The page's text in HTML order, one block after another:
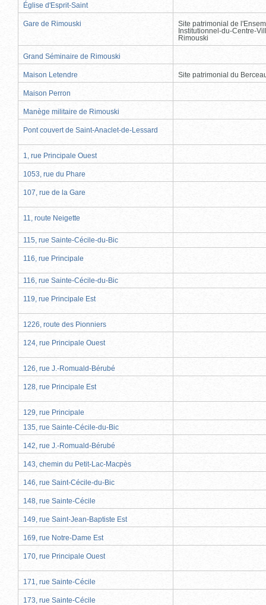
Église d'Esprit-Saint
Gare de Rimouski
Site patrimonial de
Institutionnel-du-Centre-
Rimouski
Grand Séminaire de Rimouski
Maison Letendre Site patrimonial du
Maison Perron
Manège militaire de Rimouski
Pont couvert de Saint-Anaclet-de-Lessard
1, rue Principale Ouest
1053, rue du Phare
107, rue de la Gare
11, route Neigette
115, rue Sainte-Cécile-du-Bic
116, rue Principale
116, rue Sainte-Cécile-du-Bic
119, rue Principale Est
1226, route des Pionniers
124, rue Principale Ouest
126, rue J.-Romuald-Bérubé
128, rue Principale Est
129, rue Principale
135, rue Sainte-Cécile-du-Bic
142, rue J.-Romuald-Bérubé
143, chemin du Petit-Lac-Macpès
146, rue Saint-Cécile-du-Bic
148, rue Sainte-Cécile
149, rue Saint-Jean-Baptiste Est
169, rue Notre-Dame Est
170, rue Principale Ouest
171, rue Sainte-Cécile
173, rue Sainte-Cécile